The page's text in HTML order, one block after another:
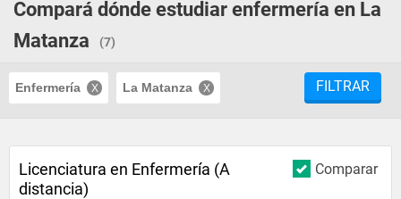
Compará dónde estudiar enfermería en La
Matanza
(7)
Enfermería La Matanza FILTRAR
Comparar
Licenciatura en Enfermería (A
distancia)